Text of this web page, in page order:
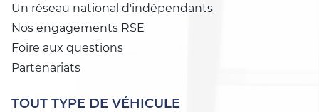
Un réseau national d'indépendants
Nos engagements RSE
Foire aux questions
Partenariats
TOUT TYPE DE VÉHICULE